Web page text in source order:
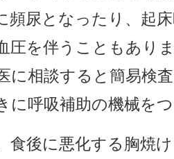
頻尿となったり、起
圧を伴うこともあり
に相談すると簡易検
に呼吸補助の機械を
食後に悪化する胸焼